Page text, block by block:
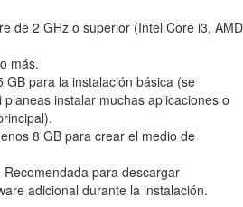
de 2 GHz o superior (Intel Core i3, AMD
más.
GB para la instalación básica (se
instalar muchas aplicaciones o
8 GB para crear el medio de
Recomendada para descargar
adicional durante la instalación.